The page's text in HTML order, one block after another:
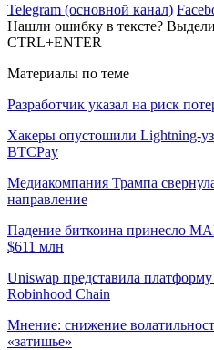
Telegram (основной канал)
Нашли ошибку в тексте?
CTRL+ENTER
Материалы по теме
Разработчик указал на риск
Хакеры опустошили Lightning-
BTCPay
Медиакомпания Трампа
направление
Падение биткоина принесло
$611 млн
Uniswap представила
Robinhood Chain
Мнение: снижение
«затишье»